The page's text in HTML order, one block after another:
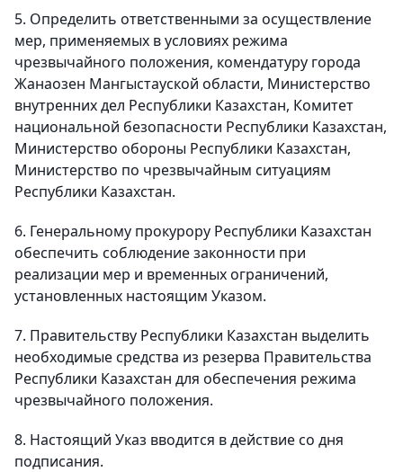
5. Определить ответственными за осуществление
мер, применяемых в условиях режима
чрезвычайного положения, комендатуру города
Жанаозен Мангыстауской области, Министерство
внутренних дел Республики Казахстан, Комитет
национальной безопасности Республики Казахстан,
Министерство обороны Республики Казахстан,
Министерство по чрезвычайным ситуациям
Республики Казахстан.
6. Генеральному прокурору Республики Казахстан
обеспечить соблюдение законности при
реализации мер и временных ограничений,
установленных настоящим Указом.
7. Правительству Республики Казахстан выделить
необходимые средства из резерва Правительства
Республики Казахстан для обеспечения режима
чрезвычайного положения.
8. Настоящий Указ вводится в действие со дня
подписания.